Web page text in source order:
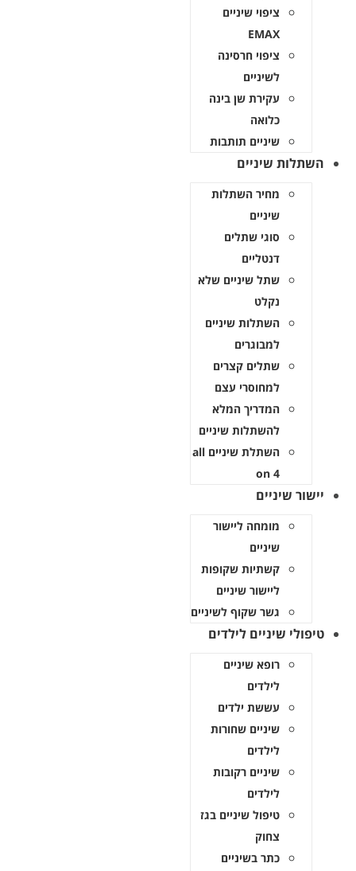
ציפוי שיניים
EMAX
ציפוי חרסינה
לשיניים
עקירת שן בינה
כלואה
שיניים תותבות
השתלות שיניים
מחיר השתלות
שיניים
סוגי שתלים
דנטליים
שתל שיניים שלא
נקלט
השתלות שיניים
למבוגרים
שתלים קצרים
למחוסרי עצם
המדריך המלא
להשתלות שיניים
השתלת שיניים all
on 4
יישור שיניים
מומחה ליישור
שיניים
קשתיות שקופות
ליישור שיניים
גשר שקוף לשיניים
טיפולי שיניים לילדים
רופא שיניים
לילדים
עששת ילדים
שיניים שחורות
לילדים
שיניים רקובות
לילדים
טיפול שיניים בגז
צחוק
כתר בשיניים